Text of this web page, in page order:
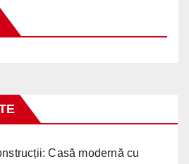
Casă modernă cu